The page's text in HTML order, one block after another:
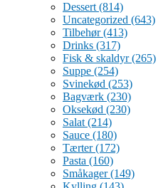
Dessert (814)
Uncategorized (643)
Tilbehør(413)
Drinks (317)
Fisk & skaldyr(265)
Suppe (254)
Svinekød (253)
Bagværk (230)
Oksekød (230)
Salat (214)
Sauce (180)
Tærter(172)
Pasta (160)
Småkager(149)